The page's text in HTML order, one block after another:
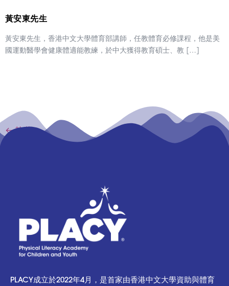
黃安東先生
黃安東先生，香港中文大學體育部講師，任教體育必修課程，他是美
國運動醫學會健康體適能教練，於中大獲得教育碩士、教 […]
←較舊
PLACY成立於2022年4月，是首家由香港中文大學資助與體育